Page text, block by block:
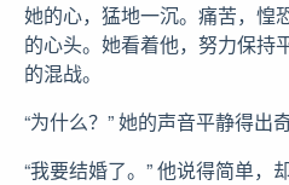
她的心，猛地一沉。痛苦，惶
的心头。她看着他，努力保持
的混战。
“为什么？” 她的声音平静得出奇
“我要结婚了。” 他说得简单，